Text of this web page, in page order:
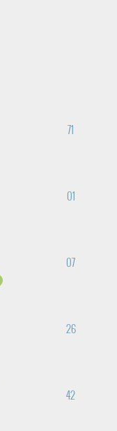
71
01
07
26
42